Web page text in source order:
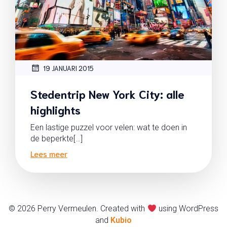
19 JANUARI 2015
Stedentrip New York City: alle
highlights
Een lastige puzzel voor velen: wat te doen in
de beperkte[…]
Lees meer
© 2026 Perry Vermeulen. Created with
using WordPress
and Kubio